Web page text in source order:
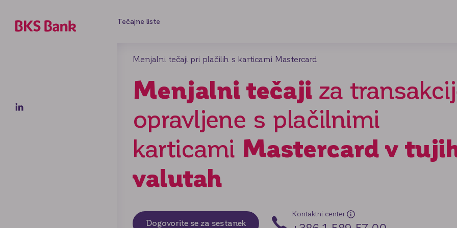
Tečajne liste
Menjalni tečaji pri plačilih s karticami Mastercard
Menjalni tečaji za
opravljene s plačilnimi
karticami Mastercard v
valutah
Dogovorite se za sestanek
Kontaktni center